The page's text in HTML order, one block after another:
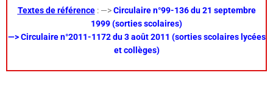
Textes de référence: —>Circulaire n°99-136 du 21 septembre
1999 (sorties scolaires)
—> Circulaire n°2011-1172 du 3 août 2011 (sorties scolaires lycées
et collèges)